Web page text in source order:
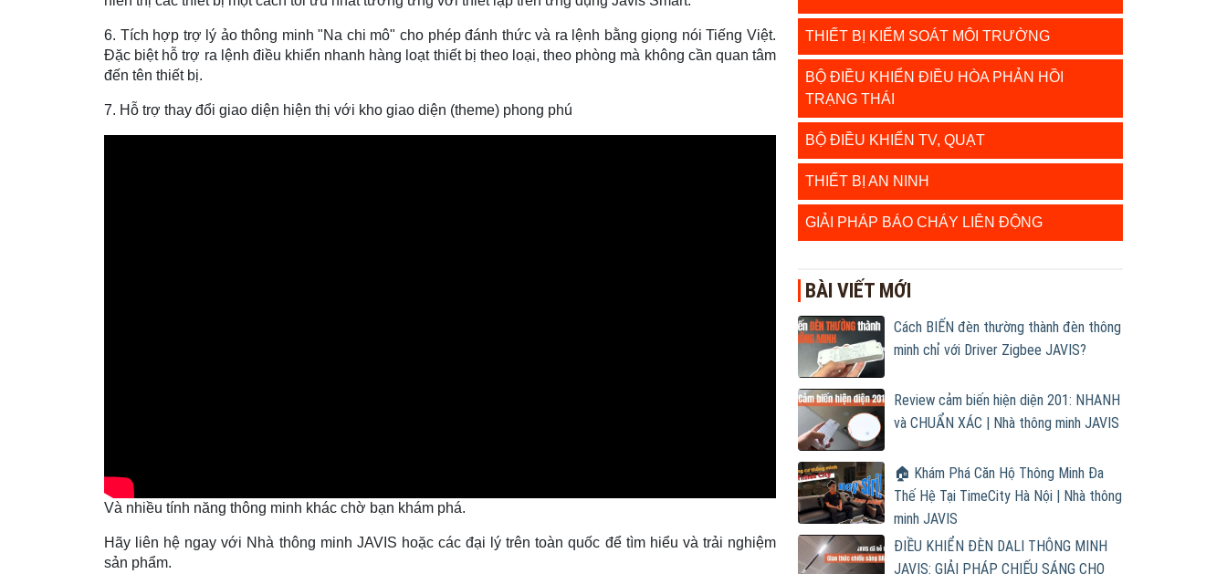
6. Tích hợp trợ lý ảo thông minh "Na chi mô" cho phép đánh thức và ra lệnh bằng giọng nói Tiếng Việt.
Đặc biệt hỗ trợ ra lệnh điều khiển nhanh hàng loạt thiết bị theo loại, theo phòng mà không cần quan tâm
đến tên thiết bị.
7. Hỗ trợ thay đổi giao diện hiện thị với kho giao diện (theme) phong phú
Và nhiều tính năng thông minh khác chờ bạn khám phá.
Hãy liên hệ ngay với Nhà thông minh JAVIS hoặc các đại lý trên toàn quốc để tìm hiểu và trải nghiệm
sản phẩm.
THIẾT BỊ KIỂM SOÁT MÔI TRƯỜNG
BỘ ĐIỀU KHIỂN ĐIỀU HÒA PHẢN HỒI
TRẠNG THÁI
BỘ ĐIỀU KHIỂN TV, QUẠT
THIẾT BỊ AN NINH
GIẢI PHÁP BÁO CHÁY LIÊN ĐỘNG
BÀI VIẾT MỚI
Cách BIẾN đèn thường thành đèn thông
minh chỉ với Driver Zigbee JAVIS?
Review cảm biến hiện diện 201: NHANH
và CHUẨN XÁC | Nhà thông minh JAVIS
🏠 Khám Phá Căn Hộ Thông Minh Đa
Thế Hệ Tại TimeCity Hà Nội | Nhà thông
minh JAVIS
ĐIỀU KHIỂN ĐÈN DALI THÔNG MINH
JAVIS: GIẢI PHÁP CHIẾU SÁNG CHO